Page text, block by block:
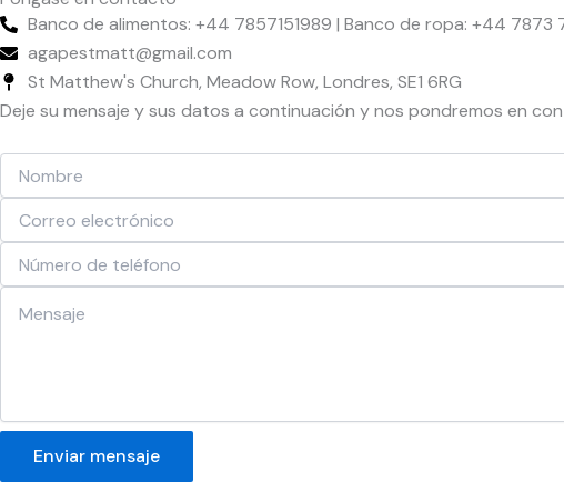
Banco de alimentos: +44 7857151989 | Banco de ropa: +44 7873
agapestmatt@gmail.com
St Matthew's Church, Meadow Row, Londres, SE1 6RG
Deje su mensaje y sus datos a continuación y nos pondremos en
Enviar mensaje